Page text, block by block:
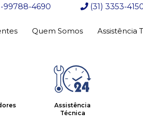
99788-4690 (31) 3353-
Quem Somos Assistência
Assistência
Técnica